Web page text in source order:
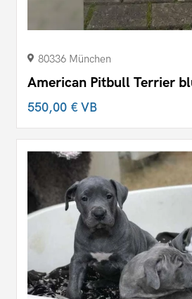
80336 München
American Pitbull Terrier
550,00 €VB